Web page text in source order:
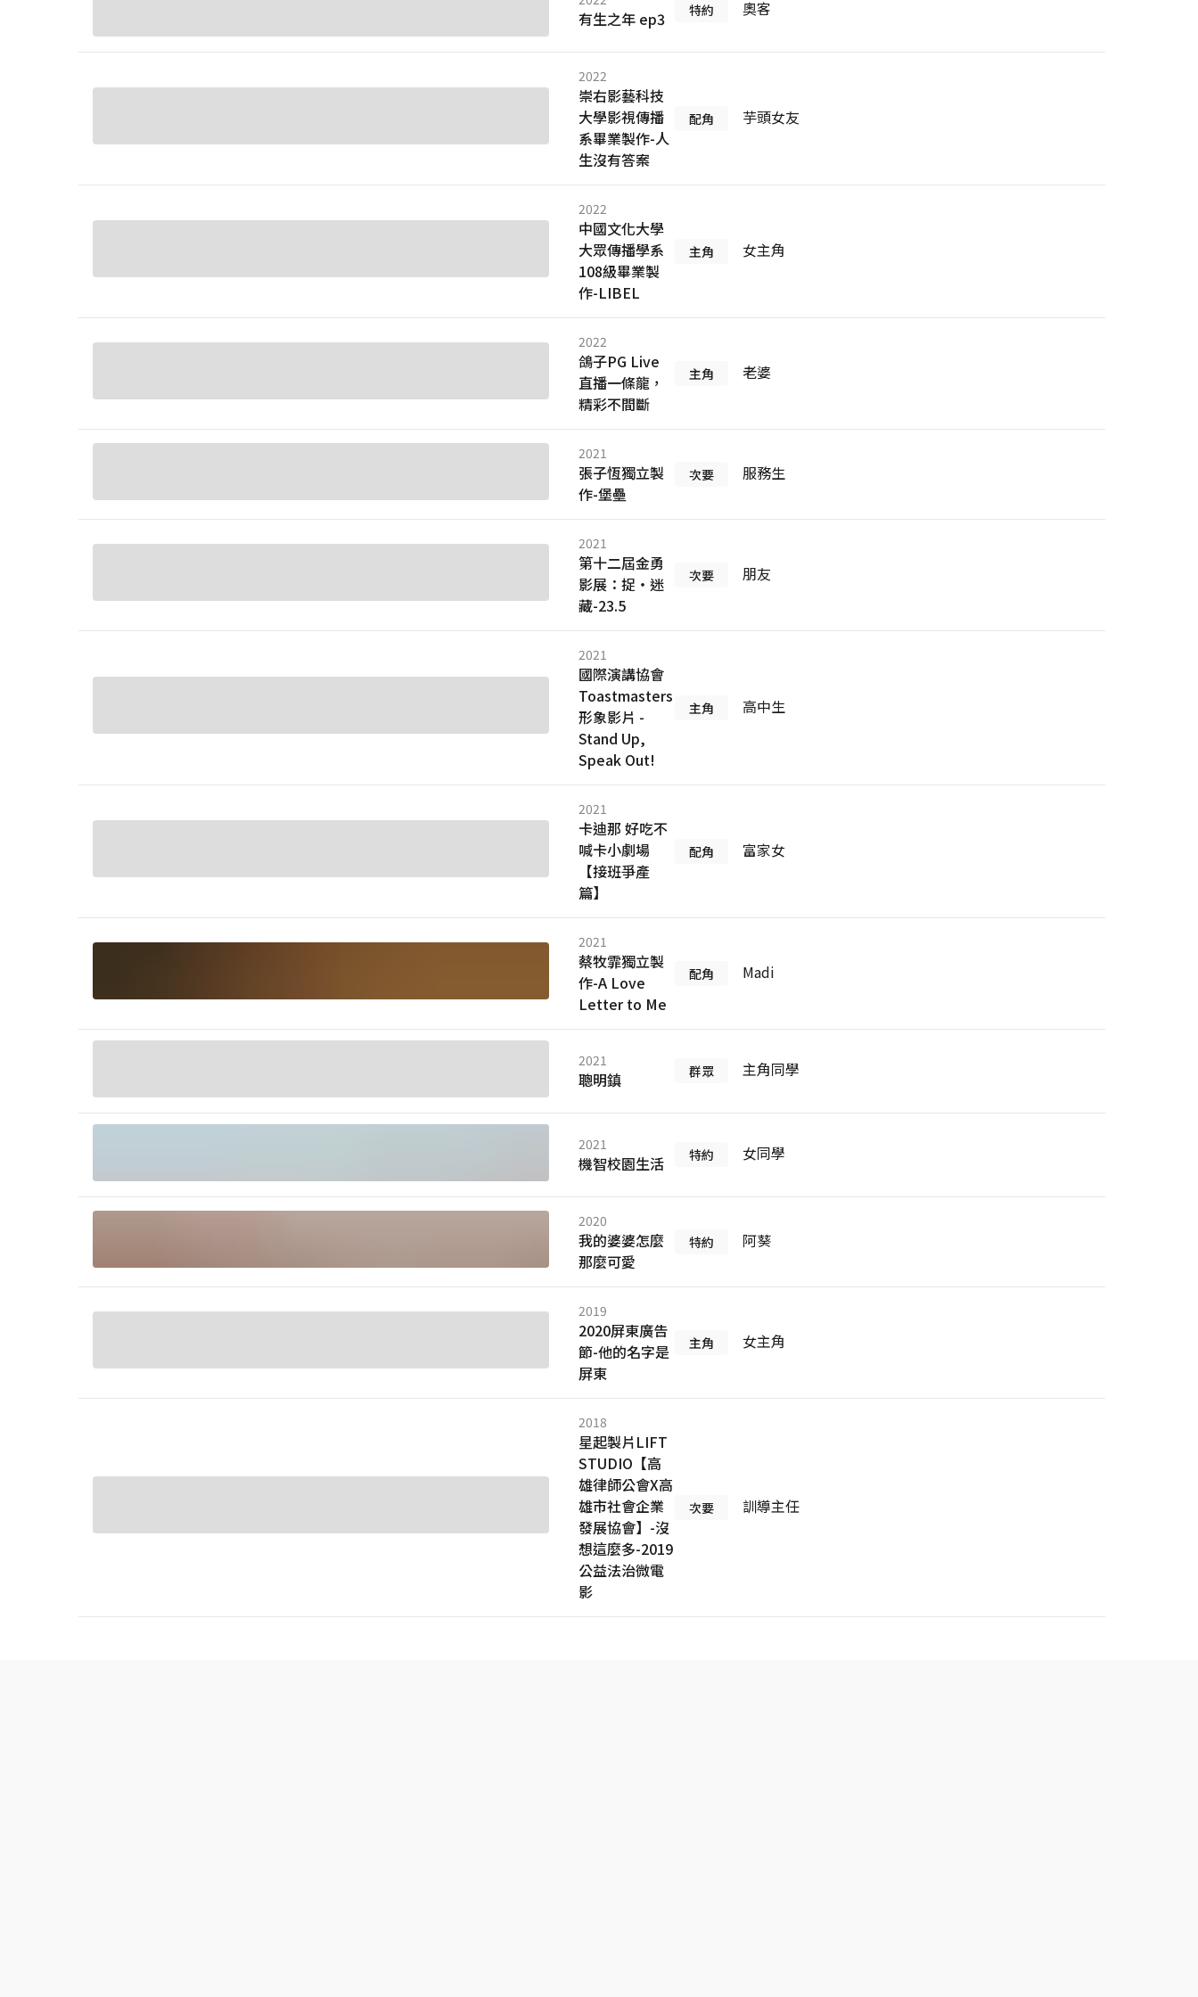
有生之年 ep3 特約 奧客
2022
崇右影藝科技
大學影視傳播
系畢業製作-人
生沒有答案
配角 芋頭女友
2022
中國文化大學
大眾傳播學系
108級畢業製
作-LIBEL
主角 女主角
2022
鴿子PG Live
直播一條龍，
精彩不間斷
主角 老婆
2021
張子恆獨立製
作-堡壘
次要 服務生
2021
第十二屆金勇
影展：捉‧迷
藏-23.5
次要 朋友
2021
國際演講協會
Toastmasters
形象影片 -
Stand Up,
Speak Out!
主角 高中生
2021
卡迪那 好吃不
喊卡小劇場
【接班爭產
篇】
配角 富家女
2021
蔡牧霏獨立製
作-A Love
Letter to Me
配角 Madi
2021
聰明鎮 群眾 主角同學
2021
機智校園生活 特約 女同學
2020
我的婆婆怎麼
那麼可愛
特約 阿葵
2019
2020屏東廣告
節-他的名字是
屏東
主角 女主角
2018
星起製片LIFT
STUDIO【高
雄律師公會X高
雄市社會企業
發展協會】-沒
想這麼多-2019
公益法治微電
影
次要 訓導主任